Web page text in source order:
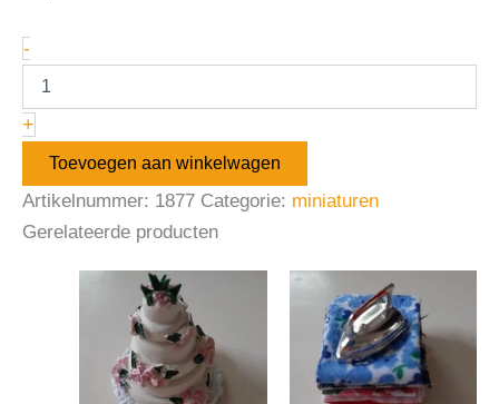
-
+
Toevoegen aan winkelwagen
Artikelnummer: 1877 Categorie: miniaturen
Gerelateerde producten